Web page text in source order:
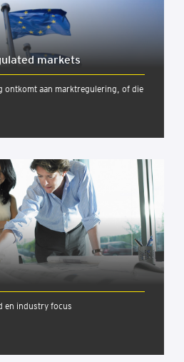
mar­kets
ontkomt aan marktregulering, of die
en industry focus